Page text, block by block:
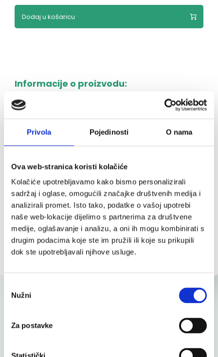
Privola Pojedinosti O nama
Ova web-stranica koristi kolačiće
Kolačiće upotrebljavamo kako bismo personalizirali
sadržaj i oglase, omogućili značajke društvenih medija i
analizirali promet. Isto tako, podatke o vašoj upotrebi
naše web-lokacije dijelimo s partnerima za društvene
medije, oglašavanje i analizu, a oni ih mogu kombinirati s
drugim podacima koje ste im pružili ili koje su prikupili
dok ste upotrebljavali njihove usluge.
pristanka
Nužni
Za postavke
Dodaj u košaricu
Informacije o proizvodu:
pakiranje: 75 g, 26 bombona
Sastojci:šećer; glukozni sirup; med (8,2 %); voda;
ekstrakt kadulje (0,6 %); askorbinska kiselina (vitamin
C); regulator kiselosti: limunska kiselina; biljni ekstrakt;
prirodne arome.